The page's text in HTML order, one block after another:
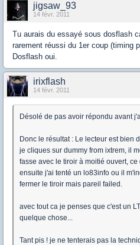
jigsaw_93
14 févr. 2011
Tu aurais du essayé sous dosflash
rarement réussi du 1er coup (timing
Dosflash oui.
irixflash
14 févr. 2011
Désolé de pas avoir répondu avant
Donc le résultat : Le lecteur est bien
je cliques sur dummy from ixtrem, il
fasse avec le tiroir à moitié ouvert,
ensuite j'ai tenté un lo83info ou il
fermer le tiroir mais pareil failed.
avec tout ca je penses que c'est un
quelque chose...
Tant pis ! je ne tenterais pas la